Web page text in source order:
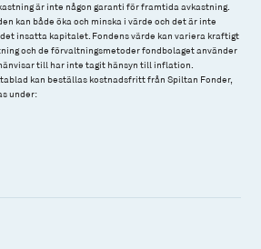
är inte någon garanti för framtida avkastning.
kan både öka och minska i värde och det är inte
insatta kapitalet. Fondens värde kan variera kraftigt
och de förvaltningsmetoder fondbolaget använder
till har inte tagit hänsyn till inflation.
kan beställas kostnadsfritt från Spiltan Fonder,
under: